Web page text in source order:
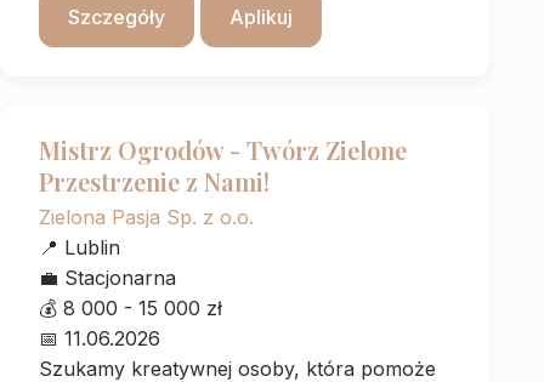
Szczegóły Aplikuj
Mistrz Ogrodów - Twórz Zielone
Przestrzenie z Nami!
Zielona Pasja Sp. z o.o.
📍 Lublin
💼 Stacjonarna
💰 8 000 - 15 000 zł
📅 11.06.2026
Szukamy kreatywnej osoby, która pomoże